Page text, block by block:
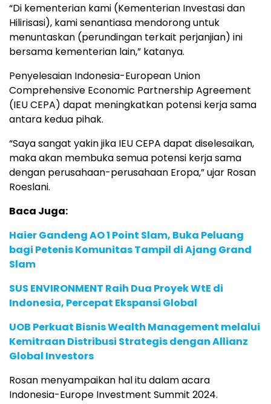
“Di kementerian kami (Kementerian Investasi dan
Hilirisasi), kami senantiasa mendorong untuk
menuntaskan (perundingan terkait perjanjian) ini
bersama kementerian lain,” katanya.
Penyelesaian Indonesia-European Union
Comprehensive Economic Partnership Agreement
(IEU CEPA) dapat meningkatkan potensi kerja sama
antara kedua pihak.
“Saya sangat yakin jika IEU CEPA dapat diselesaikan,
maka akan membuka semua potensi kerja sama
dengan perusahaan-perusahaan Eropa,” ujar Rosan
Roeslani.
Baca Juga:
Haier Gandeng AO 1 Point Slam, Buka Peluang
bagi Petenis Komunitas Tampil di Ajang Grand
Slam
SUS ENVIRONMENT Raih Dua Proyek WtE di
Indonesia, Percepat Ekspansi Global
UOB Perkuat Bisnis Wealth Management melalui
Kemitraan Distribusi Strategis dengan Allianz
Global Investors
Rosan menyampaikan hal itu dalam acara
Indonesia-Europe Investment Summit 2024.